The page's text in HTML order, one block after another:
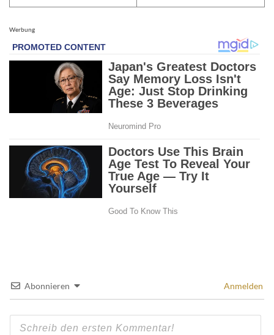
Werbung
Abonnieren Anmelden